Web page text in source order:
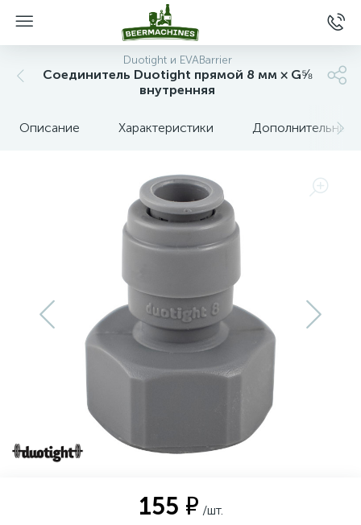
Duotight и EVABarrier
Соединитель Duotight прямой 8 мм × G⅝
внутренняя
Описание Характеристики Дополнительные
155 ₽ /шт.